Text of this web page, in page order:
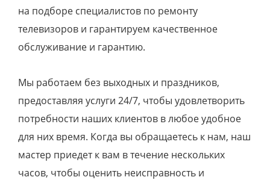
на подборе специалистов по ремонту
телевизоров и гарантируем качественное
обслуживание и гарантию.
Мы работаем без выходных и праздников,
предоставляя услуги 24/7, чтобы удовлетворить
потребности наших клиентов в любое удобное
для них время. Когда вы обращаетесь к нам, наш
мастер приедет к вам в течение нескольких
часов, чтобы оценить неисправность и